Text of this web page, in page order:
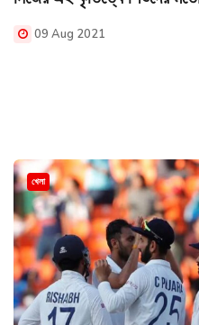
09 Aug 2021
খেলা